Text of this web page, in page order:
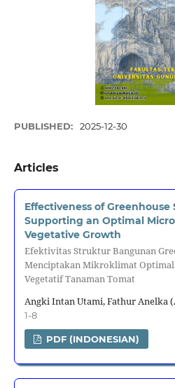
PUBLISHED: 2025-12-30
Articles
Effectiveness of
Supporting an Optimal
Vegetative Growth
Efektivitas Struktur Bangunan
Menciptakan Mikroklimat
Vegetatif Tanaman Tomat
Angki Intan Utami, Fathur Anelka
1-8
PDF (INDONESIAN)